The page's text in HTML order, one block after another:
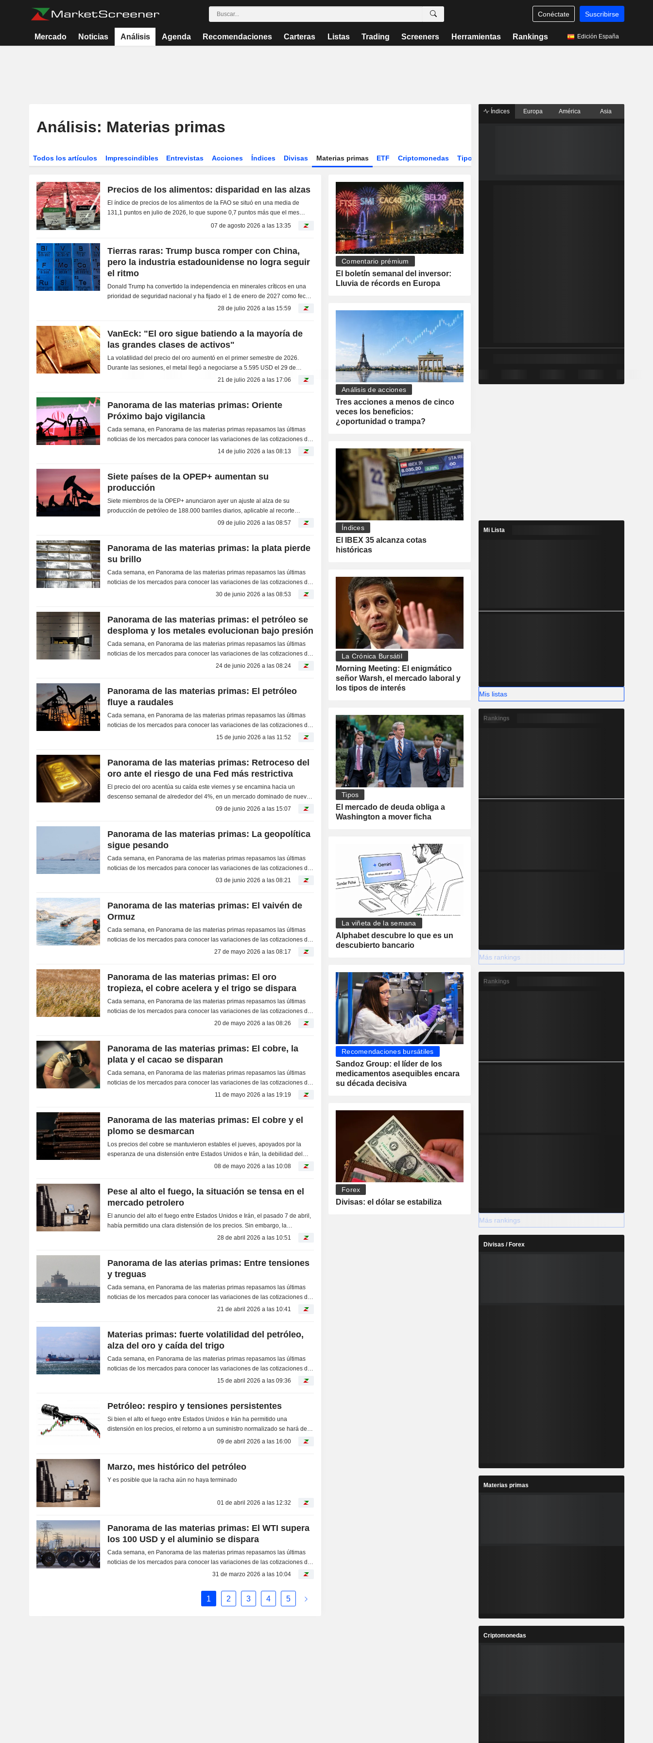
Conéctate Suscribirse
Mercado Noticias Análisis Agenda Recomendaciones Carteras Listas Trading Screeners Herramientas Rankings Edición España
Análisis: Materias primas
Todos los artículos Imprescindibles Entrevistas Acciones Índices Divisas Materias primas ETF Criptomonedas Tipos
Precios de los alimentos: disparidad en las alzas
El índice de precios de los alimentos de la FAO se situó en una media de
131,1 puntos en julio de 2026, lo que supone 0,7 puntos más que el mes
anterior. El incremento en los índices de precios...07 de agosto 2026 a las 13:35
Tierras raras: Trump busca romper con China,
pero la industria estadounidense no logra seguir
el ritmo
Donald Trump ha convertido la independencia en minerales críticos en una
prioridad de seguridad nacional y ha fijado el 1 de enero de 2027 como fecha
28 de julio 2026 a las 15:59
VanEck: "El oro sigue batiendo a la mayoría de
las grandes clases de activos"
La volatilidad del precio del oro aumentó en el primer semestre de 2026.
Durante las sesiones, el metal llegó a negociarse a 5.595 USD el 29 de
enero. El 30 de junio alcanzó su nivel más bajo...21 de julio 2026 a las 17:06
Panorama de las materias primas: Oriente
Próximo bajo vigilancia
Cada semana, en Panorama de las materias primas repasamos las últimas
noticias de los mercados para conocer las variaciones de las cotizaciones de
la energía, los metales y las materias primas...14 de julio 2026 a las 08:13
Siete países de la OPEP+ aumentan su
producción
Siete miembros de la OPEP+ anunciaron ayer un ajuste al alza de su
producción de petróleo de 188.000 barriles diarios, aplicable al recorte
09 de julio 2026 a las 08:57
Panorama de las materias primas: la plata pierde
su brillo
Cada semana, en Panorama de las materias primas repasamos las últimas
noticias de los mercados para conocer las variaciones de las cotizaciones de
la energía, los metales y las materias primas...30 de junio 2026 a las 08:53
Panorama de las materias primas: el petróleo se
desploma y los metales evolucionan bajo presión
Cada semana, en Panorama de las materias primas repasamos las últimas
noticias de los mercados para conocer las variaciones de las cotizaciones de
la energía, los metales y las materias primas...24 de junio 2026 a las 08:24
Panorama de las materias primas: El petróleo
fluye a raudales
Cada semana, en Panorama de las materias primas repasamos las últimas
noticias de los mercados para conocer las variaciones de las cotizaciones de
la energía, los metales y las materias primas...15 de junio 2026 a las 11:52
Panorama de las materias primas: Retroceso del
oro ante el riesgo de una Fed más restrictiva
El precio del oro acentúa su caída este viernes y se encamina hacia un
descenso semanal de alrededor del 4%, en un mercado dominado de nuevo
por la subida de los tipos de interés y el inesperado...09 de junio 2026 a las 15:07
Panorama de las materias primas: La geopolítica
sigue pesando
Cada semana, en Panorama de las materias primas repasamos las últimas
noticias de los mercados para conocer las variaciones de las cotizaciones de
la energía, los metales y las materias primas...03 de junio 2026 a las 08:21
Panorama de las materias primas: El vaivén de
Ormuz
Cada semana, en Panorama de las materias primas repasamos las últimas
noticias de los mercados para conocer las variaciones de las cotizaciones de
la energía, los metales y las materias primas...27 de mayo 2026 a las 08:17
Panorama de las materias primas: El oro
tropieza, el cobre acelera y el trigo se dispara
Cada semana, en Panorama de las materias primas repasamos las últimas
noticias de los mercados para conocer las variaciones de las cotizaciones de
la energía, los metales y las materias primas...20 de mayo 2026 a las 08:26
Panorama de las materias primas: El cobre, la
plata y el cacao se disparan
Cada semana, en Panorama de las materias primas repasamos las últimas
noticias de los mercados para conocer las variaciones de las cotizaciones de
la energía, los metales y las materias primas...11 de mayo 2026 a las 19:19
Panorama de las materias primas: El cobre y el
plomo se desmarcan
Los precios del cobre se mantuvieron estables el jueves, apoyados por la
esperanza de una distensión entre Estados Unidos e Irán, la debilidad del
dólar y las señales de una demanda vigorosa en...08 de mayo 2026 a las 10:08
Pese al alto el fuego, la situación se tensa en el
mercado petrolero
El anuncio del alto el fuego entre Estados Unidos e Irán, el pasado 7 de abril,
había permitido una clara distensión de los precios. Sin embargo, la
persistencia del bloqueo en el estrecho de Ormuz...28 de abril 2026 a las 10:51
Panorama de las aterias primas: Entre tensiones
y treguas
Cada semana, en Panorama de las materias primas repasamos las últimas
noticias de los mercados para conocer las variaciones de las cotizaciones de
la energía, los metales y las materias primas...21 de abril 2026 a las 10:41
Materias primas: fuerte volatilidad del petróleo,
alza del oro y caída del trigo
Cada semana, en Panorama de las materias primas repasamos las últimas
noticias de los mercados para conocer las variaciones de las cotizaciones de
la energía, los metales y las materias primas...15 de abril 2026 a las 09:36
Petróleo: respiro y tensiones persistentes
Si bien el alto el fuego entre Estados Unidos e Irán ha permitido una
distensión en los precios, el retorno a un suministro normalizado se hará de
09 de abril 2026 a las 16:00
Marzo, mes histórico del petróleo
Y es posible que la racha aún no haya terminado
01 de abril 2026 a las 12:32
Panorama de las materias primas: El WTI supera
los 100 USD y el aluminio se dispara
Cada semana, en Panorama de las materias primas repasamos las últimas
noticias de los mercados para conocer las variaciones de las cotizaciones de
la energía, los metales y las materias primas...31 de marzo 2026 a las 10:04
1 2 3 4 5
Comentario prémium
El boletín semanal del inversor:
Lluvia de récords en Europa
Análisis de acciones
Tres acciones a menos de cinco
veces los beneficios:
¿oportunidad o trampa?
Índices
El IBEX 35 alcanza cotas
históricas
La Crónica Bursátil
Morning Meeting: El enigmático
señor Warsh, el mercado laboral y
los tipos de interés
Tipos
El mercado de deuda obliga a
Washington a mover ficha
La viñeta de la semana
Alphabet descubre lo que es un
descubierto bancario
Recomendaciones bursátiles
Sandoz Group: el líder de los
medicamentos asequibles encara
su década decisiva
Forex
Divisas: el dólar se estabiliza
Índices Europa América Asia
Mi Lista
Mis listas
Rankings
Más rankings
Rankings
Más rankings
Divisas / Forex
Materias primas
Criptomonedas